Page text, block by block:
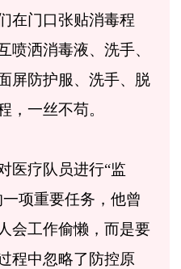
在门口张贴消毒程
喷洒消毒液、洗手、
屏防护服、洗手、脱
，一丝不苟。
疗队员进行“监
项重要任务，他曾
会工作偷懒，而是要
程中忽略了防控原